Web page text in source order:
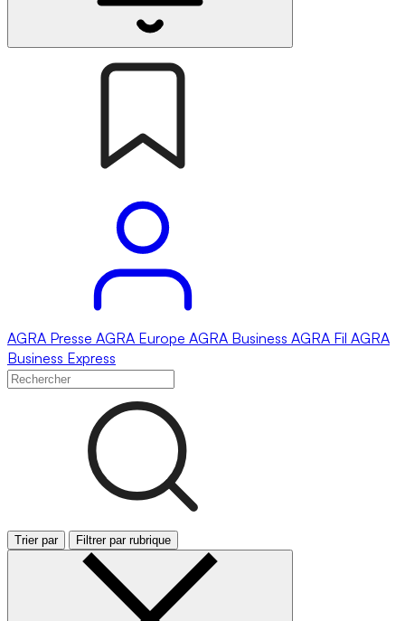
AGRA Presse AGRA Europe AGRA Business AGRA Fil AGRA
Business Express
Trier par Filtrer par rubrique